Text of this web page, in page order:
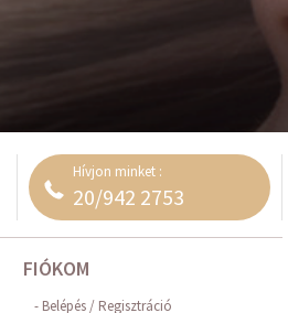
Hívjon minket :
20/942 2753
FIÓKOM
Belépés / Regisztráció